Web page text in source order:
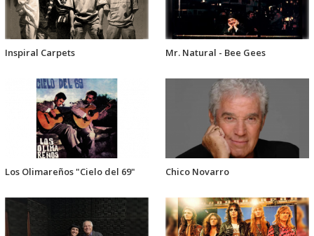
Inspiral Carpets Mr. Natural - Bee Gees
Los Olimareños "Cielo del 69" Chico Novarro